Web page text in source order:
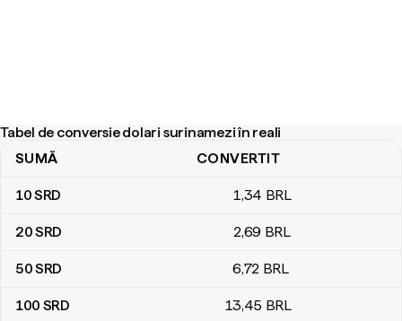
Tabel de conversie dolari surinamezi în reali
Tabel de conversie dolari surinamezi în reali
SUMĂ CONVERTIT
10SRD 1,34 BRL
20SRD 2,69 BRL
50SRD 6,72 BRL
100 SRD 13,45 BRL